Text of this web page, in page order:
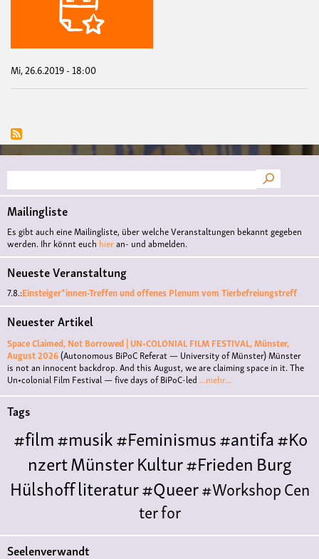
Mi, 26.6.2019 - 18:00
Suche
Mailingliste
Es gibt auch eine Mailingliste, über welche Veranstaltungen bekannt gegeben
werden. Ihr könnt euch hieran- und abmelden.
Neueste Veranstaltung
7.8.:Einsteiger*innen-Treffen und offenes Plenum vom Tierbefreiungstreff
Neuester Artikel
Space Claimed, Not Borrowed | UN•COLONIAL FILM FESTIVAL, Münster,
August 2026(Autonomous BiPoC Referat — University of Münster)Münster
is not an innocent backdrop. And this August, we are claiming space in it. The
Un•colonial Film Festival — five days of BiPoC-led ...mehr...
Tags
#film#musik#Feminismus#antifa#Ko
nzertMünsterKultur#FriedenBurg
Hülshoffliteratur#Queer#WorkshopCen
ter for
LiteraturePolyamoriePolytreff#liveKonzert
Seelenverwandt